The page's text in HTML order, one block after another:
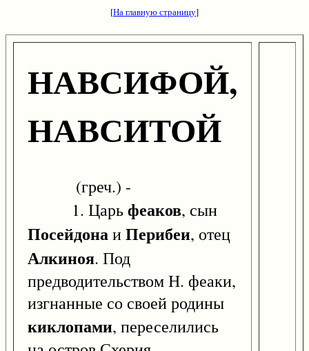
[На главную страницу]
НАВСИФОЙ,
НАВСИТОЙ
(греч.) -
1. Царьфеаков, сын
ПосейдонаиПерибеи, отец
Алкиноя. Под
предводительством Н. феаки,
изгнанные со своей родины
киклопами, переселились